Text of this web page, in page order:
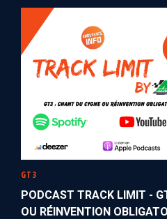
GT3
PODCAST TRACK LIMIT -
OU RÉINVENTION